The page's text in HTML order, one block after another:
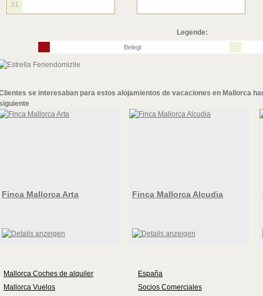
31
Legende:
Belegt
se interesaban para estos alojamientos de vacaciones en Mallorca
Finca Mallorca Arta Finca Mallorca Alcudia
Mallorca Coches de alquiler
Mallorca Vuelos
España
Socios Comerciales